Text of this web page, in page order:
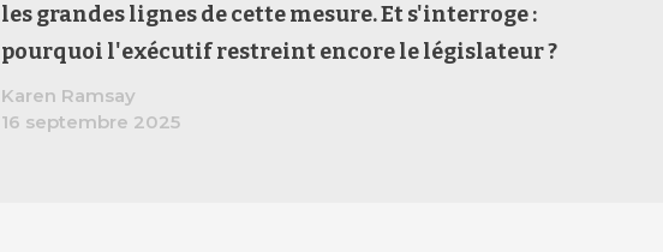
les grandes lignes de cettemesure. Et s'interroge :
pourquoi l'exécutifrestreintencore lelégislateur?
Karen Ramsay
16 septembre 2025